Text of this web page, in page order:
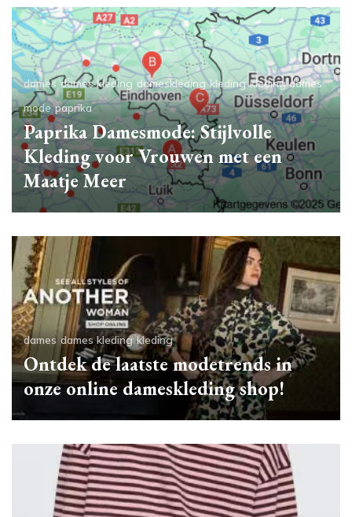
dames dames kleding dameskleding kleding kleding dames
mode paprika
Paprika Damesmode: Stijlvolle
Kleding voor Vrouwen met een
Maatje Meer
dames dames kleding kleding
Ontdek de laatste modetrends in
onze online dameskleding shop!